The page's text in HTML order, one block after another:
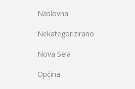
Naslovna
Nekategorizirano
Nova Sela
Općina